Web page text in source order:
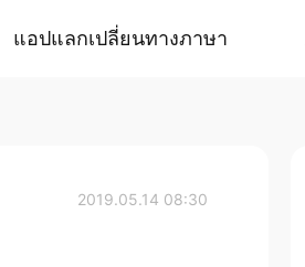
แอปแลกเปลี่ยนทางภาษา
2019.05.14 08:30